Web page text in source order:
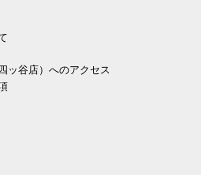
ッ谷店）へのアクセス